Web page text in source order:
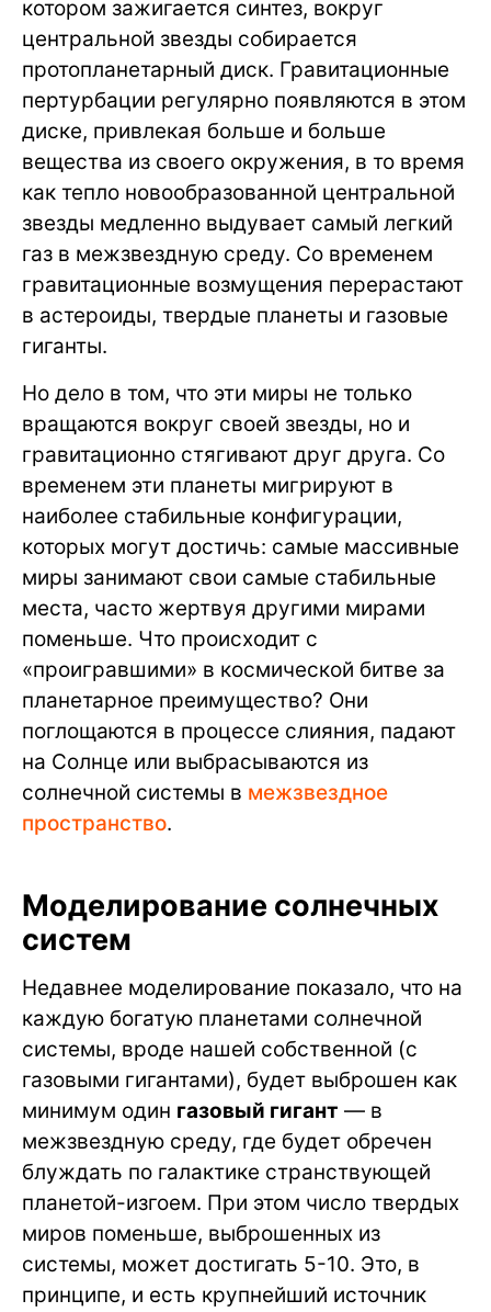
котором зажигается синтез, вокруг
центральной звезды собирается
протопланетарный диск. Гравитационные
пертурбации регулярно появляются в этом
диске, привлекая больше и больше
вещества из своего окружения, в то время
как тепло новообразованной центральной
звезды медленно выдувает самый легкий
газ в межзвездную среду. Со временем
гравитационные возмущения перерастают
в астероиды, твердые планеты и газовые
гиганты.
Но дело в том, что эти миры не только
вращаются вокруг своей звезды, но и
гравитационно стягивают друг друга. Со
временем эти планеты мигрируют в
наиболее стабильные конфигурации,
которых могут достичь: самые массивные
миры занимают свои самые стабильные
места, часто жертвуя другими мирами
поменьше. Что происходит с
«проигравшими» в космической битве за
планетарное преимущество? Они
поглощаются в процессе слияния, падают
на Солнце или выбрасываются из
солнечной системы в межзвездное
пространство.
Моделирование солнечных
систем
Недавнее моделирование показало, что на
каждую богатую планетами солнечной
системы, вроде нашей собственной (с
газовыми гигантами), будет выброшен как
минимум один газовый гигант — в
межзвездную среду, где будет обречен
блуждать по галактике странствующей
планетой-изгоем. При этом число твердых
миров поменьше, выброшенных из
системы, может достигать 5-10. Это, в
принципе, и есть крупнейший источник